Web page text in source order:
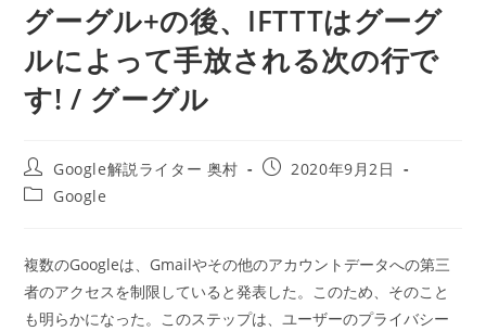
グーグル+の後、IFTTTはグーグ
ルによって手放される次の行で
す! / グーグル
投
稿
者:
Google解説ライター 奥村
投
2020年9月2日
投
テ
ゴ
リ
ー:
Google
複数のGoogleは、Gmailやその他のアカウントデータへの第三
者のアクセスを制限していると発表した。このため、そのこと
も明らかになった。このステップは、ユーザーのプライバシー